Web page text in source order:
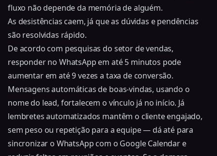
fluxo não depende da memória de alguém.
As desistências caem, já que as dúvidas e pendências
são resolvidas rápido.
De acordo com pesquisas do setor de vendas,
responder no WhatsApp em até 5 minutos pode
aumentar em até 9 vezes a taxa de conversão.
Mensagens automáticas de boas-vindas, usando o
nome do lead, fortalecem o vínculo já no início. Já
lembretes automatizados mantêm o cliente engajado,
sem peso ou repetição para a equipe — dá até para
sincronizar o WhatsApp com o Google Calendare